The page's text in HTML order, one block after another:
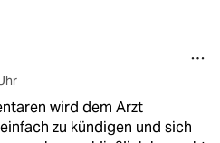
wird dem Arzt
zu kündigen und sich